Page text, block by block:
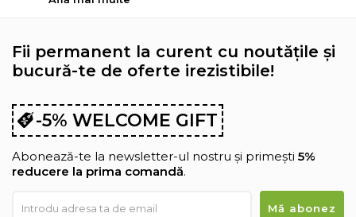
Fii permanent la curent cu noutățile și
bucură-te de oferte irezistibile!
-5% WELCOME GIFT
Abonează-te la newsletter-ul nostru și primești 5%
reducere la prima comandă.